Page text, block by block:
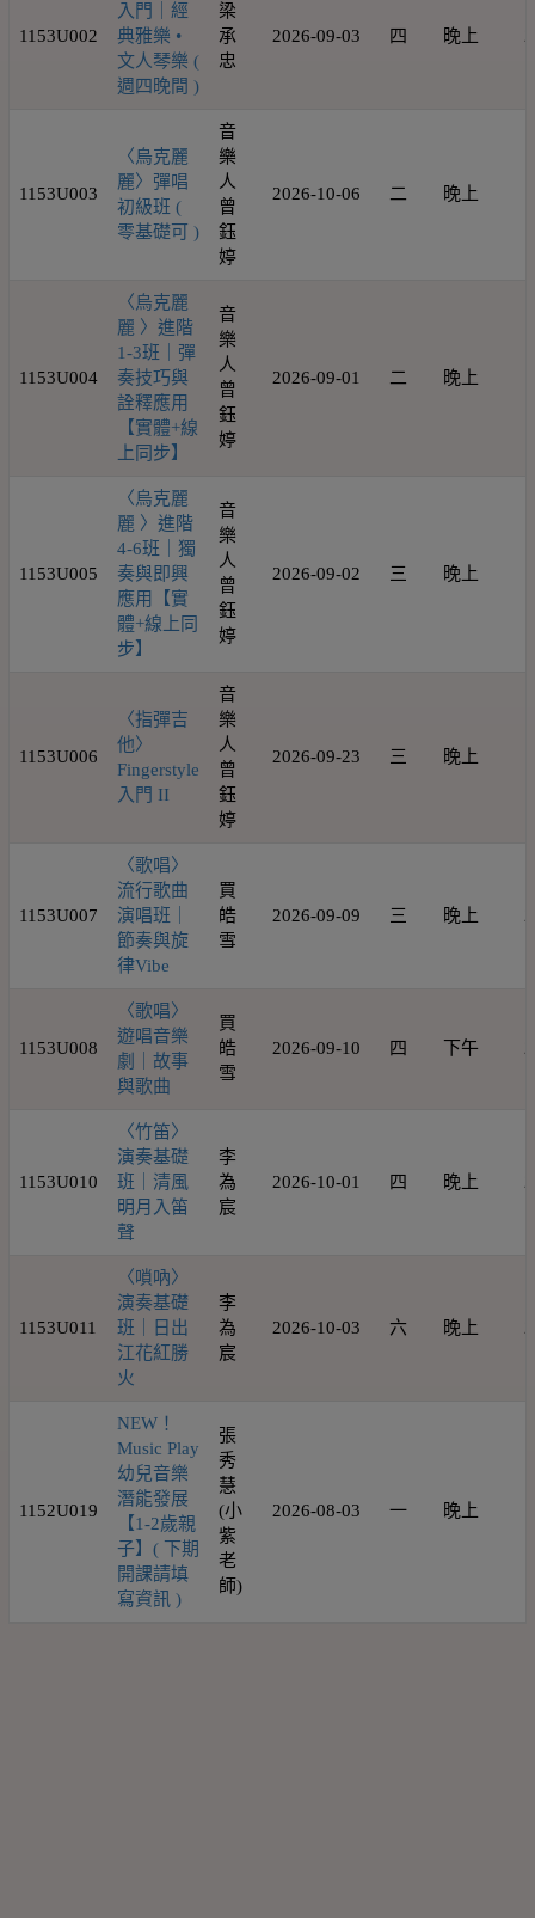
1153U002
入門｜經
典雅樂 •
文人琴樂 (
週四晚間 )
梁
承
忠
2026-09-03 四 晚上
1153U003
〈烏克麗
麗〉彈唱
初級班 (
零基礎可 )
音
樂
人
曾
鈺
婷
2026-10-06 二 晚上
1153U004
〈烏克麗
麗 〉進階
1-3班｜彈
奏技巧與
詮釋應用
【實體+線
上同步】
音
樂
人
曾
鈺
婷
2026-09-01 二 晚上
1153U005
〈烏克麗
麗 〉進階
4-6班｜獨
奏與即興
應用【實
體+線上同
步】
音
樂
人
曾
鈺
婷
2026-09-02 三 晚上
1153U006
〈指彈吉
他〉
Fingerstyle
入門 II
音
樂
人
曾
鈺
婷
2026-09-23 三 晚上
1153U007
〈歌唱〉
流行歌曲
演唱班｜
節奏與旋
律Vibe
買
皓
雪
2026-09-09 三 晚上
1153U008
〈歌唱〉
遊唱音樂
劇｜故事
與歌曲
買
皓
雪
2026-09-10 四 下午
1153U010
〈竹笛〉
演奏基礎
班｜清風
明月入笛
聲
李
為
宸
2026-10-01 四 晚上
1153U011
〈嗩吶〉
演奏基礎
班｜日出
江花紅勝
火
李
為
宸
2026-10-03 六 晚上
1152U019
NEW！
Music Play
幼兒音樂
潛能發展
【1-2歲親
子】( 下期
開課請填
寫資訊 )
張
秀
慧
(小
紫
老
師)
2026-08-03 一 晚上